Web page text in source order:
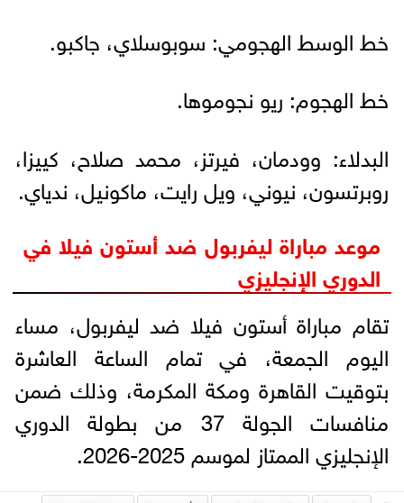
خط الوسط الهجومي: سوبوسلاي، جاكبو.
خط الهجوم: ريو نجوموها.
البدلاء: وودمان، فيرتز، محمد صلاح، كييزا،
روبرتسون، نيوني، ويل رايت، ماكونيل، ندياي.
موعد مباراة ليفربول ضد أستون فيلا في
الدوري الإنجليزي
تقام مباراة أستون فيلا ضد ليفربول، مساء
اليوم الجمعة، في تمام الساعة العاشرة
بتوقيت القاهرة ومكة المكرمة، وذلك ضمن
منافسات الجولة 37 من بطولة الدوري
الإنجليزي الممتاز لموسم 2025-2026.